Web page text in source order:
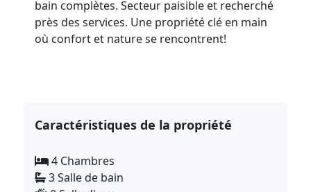
bain complètes. Secteur paisible et recherché
près des services. Une propriété clé en main
où confort et nature se rencontrent!
Caractéristiques de la propriété
4 Chambres
3 Salle de bain